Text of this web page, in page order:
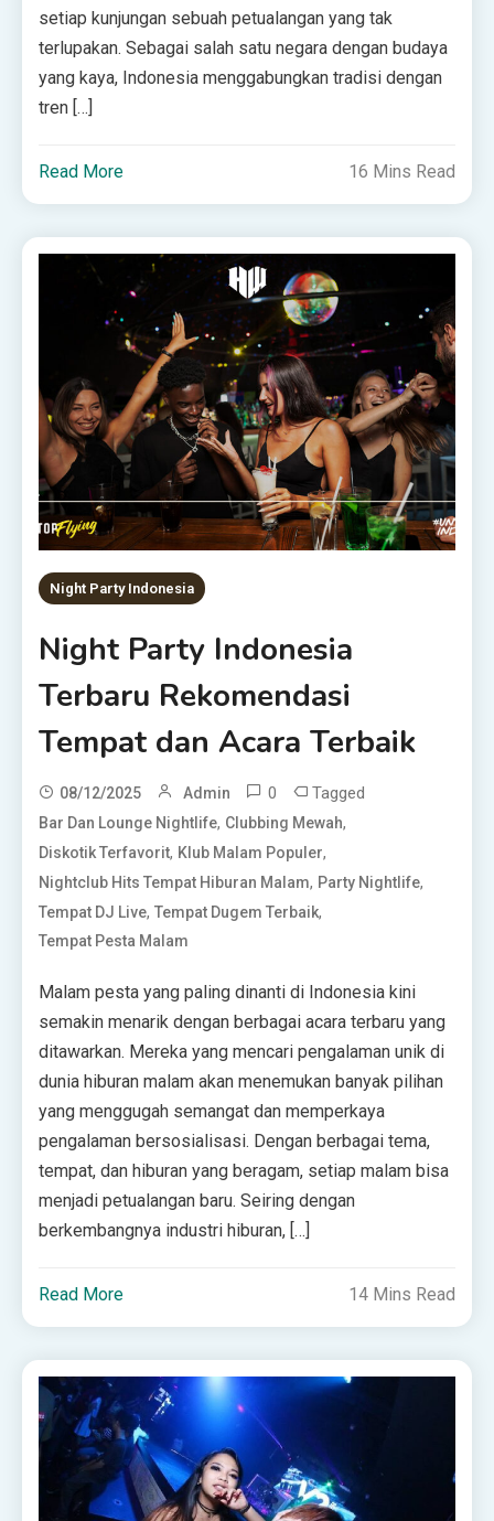
setiap kunjungan sebuah petualangan yang tak
terlupakan. Sebagai salah satu negara dengan budaya
yang kaya, Indonesia menggabungkan tradisi dengan
tren […]
Read More 16 Mins Read
Night Party Indonesia
Night Party Indonesia
Terbaru Rekomendasi
Tempat dan Acara Terbaik
08/12/2025 Admin 0 Tagged
Bar Dan Lounge Nightlife, Clubbing Mewah,
Diskotik Terfavorit, Klub Malam Populer,
Nightclub Hits Tempat Hiburan Malam, Party Nightlife,
Tempat DJ Live,Tempat Dugem Terbaik,
Tempat Pesta Malam
Malam pesta yang paling dinanti di Indonesia kini
semakin menarik dengan berbagai acara terbaru yang
ditawarkan. Mereka yang mencari pengalaman unik di
dunia hiburan malam akan menemukan banyak pilihan
yang menggugah semangat dan memperkaya
pengalaman bersosialisasi. Dengan berbagai tema,
tempat, dan hiburan yang beragam, setiap malam bisa
menjadi petualangan baru. Seiring dengan
berkembangnya industri hiburan, […]
Read More 14 Mins Read